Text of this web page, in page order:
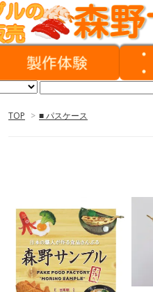
TOP > ■ パスケース